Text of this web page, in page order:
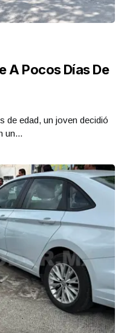
A Pocos Días De
de edad, un joven decidió
un...